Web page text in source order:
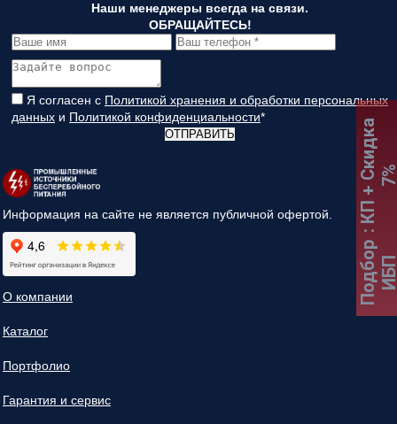
Наши менеджеры всегда на связи.
ОБРАЩАЙТЕСЬ!
Я согласен с Политикой хранения и обработки персональных
данных и Политикой конфиденциальности*
ОТПРАВИТЬ
Информация на сайте не является публичной офертой.
О компании
Каталог
Портфолио
Гарантия и сервис
Подбор
:
К
П
+
С
к
и
д
к
а
7